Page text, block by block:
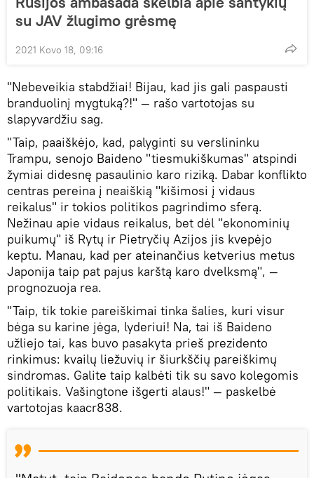
su JAV žlugimo grėsmę
2021 Kovo 18, 09:16
"Nebeveikia stabdžiai! Bijau, kad jis gali paspausti
branduolinį mygtuką?!" — rašo vartotojas su
slapyvardžiu sag.
"Taip, paaiškėjo, kad, palyginti su verslininku
Trampu, senojo Baideno "tiesmukiškumas" atspindi
žymiai didesnę pasaulinio karo riziką. Dabar konflikto
centras pereina į neaiškią "kišimosi į vidaus
reikalus" ir tokios politikos pagrindimo sferą.
Nežinau apie vidaus reikalus, bet dėl "ekonominių
puikumų" iš Rytų ir Pietryčių Azijos jis kvepėjo
keptu. Manau, kad per ateinančius ketverius metus
Japonija taip pat pajus karštą karo dvelksmą", —
prognozuoja rea.
"Taip, tik tokie pareiškimai tinka šalies, kuri visur
bėga su karine jėga, lyderiui! Na, tai iš Baideno
užliejo tai, kas buvo pasakyta prieš prezidento
rinkimus: kvailų liežuvių ir šiurkščių pareiškimų
sindromas. Galite taip kalbėti tik su savo kolegomis
politikais. Vašingtone išgerti alaus!" — paskelbė
vartotojas kaacr838.